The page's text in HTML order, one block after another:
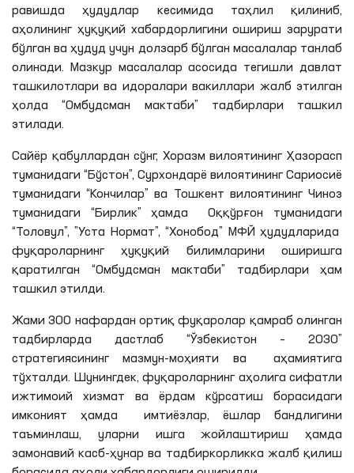
равишда ҳудудлар кесимида таҳлил қилиниб,
аҳолининг ҳуқуқий хабардорлигини ошириш зарурати
бўлган ва ҳудуд учун долзарб бўлган масалалар танлаб
олинади. Мазкур масалалар асосида тегишли давлат
ташкилотлари ва идоралари вакиллари жалб этилган
ҳолда “Омбудсман мактаби” тадбирлари ташкил
этилади.
Сайёр қабуллардан сўнг, Хоразм вилоятининг Ҳазорасп
туманидаги “Бўстон”, Сурхондарё вилоятининг Сариосиё
туманидаги “Кончилар” ва Тошкент вилоятининг Чиноз
туманидаги “Бирлик” ҳамда Оққўрғон туманидаги
“Толовул”, ”Уста Нормат”, “Хонобод” МФЙ ҳудудларида
фуқароларнинг ҳуқуқий билимларини оширишга
қаратилган “Омбудсман мактаби” тадбирлари ҳам
ташкил этилди.
Жами 300 нафардан ортиқ фуқаролар қамраб олинган
тадбирларда дастлаб “Ўзбекистон – 2030”
стратегиясининг мазмун-моҳияти ва аҳамиятига
тўхталди. Шунингдек, фуқароларнинг аҳолига сифатли
ижтимоий хизмат ва ёрдам кўрсатиш борасидаги
имконият ҳамда имтиёзлар, ёшлар бандлигини
таъминлаш, уларни ишга жойлаштириш ҳамда
замонавий касб-ҳунар ва тадбиркорликка жалб қилиш